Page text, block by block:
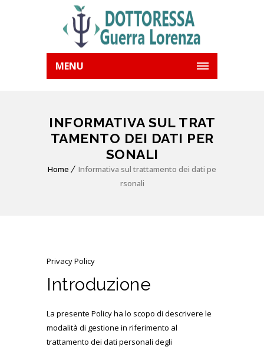
MENU
INFORMATIVA SUL TRAT
TAMENTO DEI DATI PER
SONALI
Home
Informativa sul trattamento dei dati pe
rsonali
Privacy Policy
Introduzione
La presente Policy ha lo scopo di descrivere le
modalità di gestione in riferimento al
trattamento dei dati personali degli